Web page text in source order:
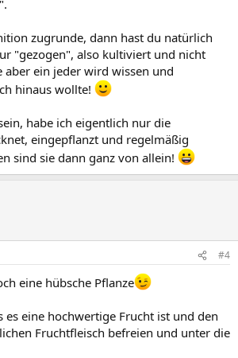
zugrunde, dann hast du natürlich
"gezogen", also kultiviert und nicht
aber ein jeder wird wissen und
hinaus wollte!
habe ich eigentlich nur die
eingepflanzt und regelmäßig
sind sie dann ganz von allein!
#4
eine hübsche Pflanze
es eine hochwertige Frucht ist und den
Fruchtfleisch befreien und unter die